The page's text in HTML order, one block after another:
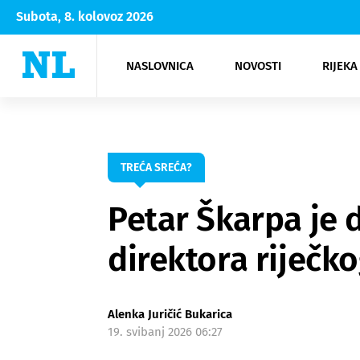
Subota, 8. kolovoz 2026
NASLOVNICA NOVOSTI
Rijeka Opatija
NK
Moda
Kultura
TREĆA SREĆA?
Petar Škarpa je
direktora
Alenka Juričić Bukarica
19. svibanj 2026 06:27